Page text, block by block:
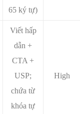
65 ký tự)
Viết hấp
dẫn +
CTA +
USP;
chứa từ
khóa tự
High